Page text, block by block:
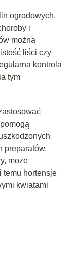
ogrodowych,
i
można
liści czy
kontrola
tym
preparatów,
może
temu hortensje
kwiatami